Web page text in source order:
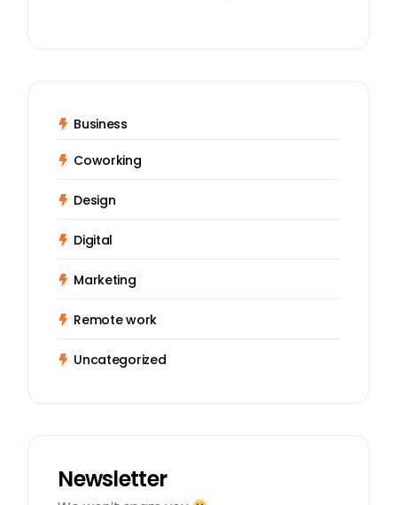
Business
Coworking
Design
Digital
Marketing
Remote work
Uncategorized
Newsletter